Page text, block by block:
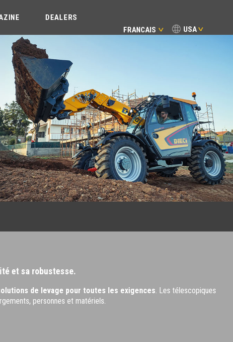
USA
FRANCAIS
DEALERS
et sa robustesse.
de levage pour toutes les exigences . Les télescopiques
personnes et matériels.